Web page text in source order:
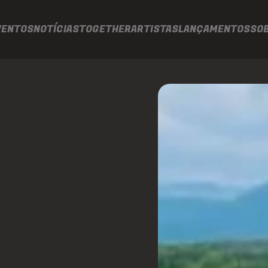
NOTÍCIASTOGETHERARTISTASLANÇAMENTOS